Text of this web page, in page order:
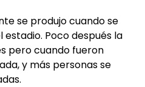
se produjo cuando se
Poco después la
pero cuando fueron
y más personas se